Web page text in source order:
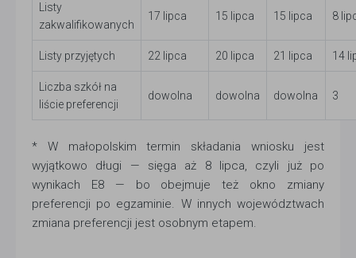
Listy
zakwalifikowanych
17 lipca 15 lipca 15 lipca 8
Listy przyjętych 22 lipca 20 lipca 21 lipca 14
Liczba szkół na
liście preferencji
dowolna dowolna dowolna 3
* W małopolskim termin składania wniosku jest
wyjątkowo długi — sięga aż 8 lipca, czyli już po
wynikach E8 — bo obejmuje też okno zmiany
preferencji po egzaminie. W innych województwach
zmiana preferencji jest osobnym etapem.